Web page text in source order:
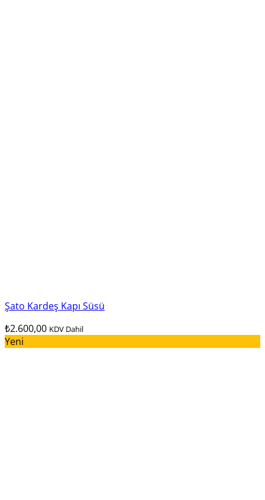
Şato Kardeş Kapı Süsü
₺2.600,00 KDV Dahil
Yeni